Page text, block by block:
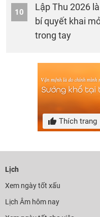
10
Lập Thu 2026
bí quyết khai
trong tay
Thích trang
Lịch
Xem ngày tốt xấu
Lịch Âm hôm nay